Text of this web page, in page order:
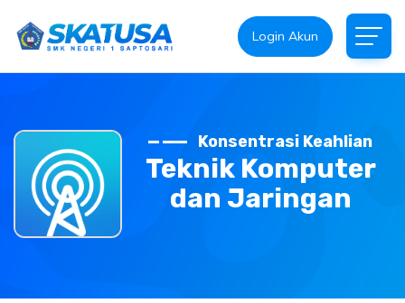
Login Akun
Konsentrasi Keahlian
Teknik Komputer
dan Jaringan